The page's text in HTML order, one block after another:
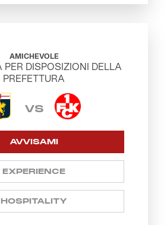
AMICHEVOLE
PER DISPOSIZIONI DELLA
PREFETTURA
VS
AVVISAMI
EXPERIENCE
HOSPITALITY